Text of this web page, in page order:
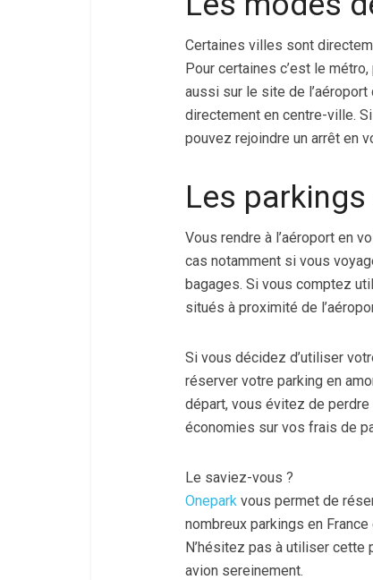
Certaines villes sont
Pour certaines c’est le
aussi sur le site de
directement en centre-ville.
pouvez rejoindre un arrêt en
Les
Vous rendre à l’aéroport en
cas notamment si vous
bagages. Si vous comptez
situés à proximité de
Si vous décidez d’utiliser
réserver votre parking en
départ, vous évitez de
économies sur vos frais de
Le saviez-vous ?
Onepark vous permet de
nombreux parkings en
N’hésitez pas à utiliser cette
avion sereinement.